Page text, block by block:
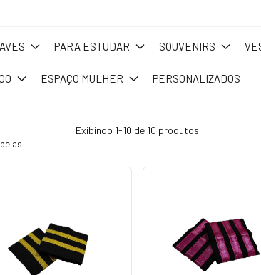
PARA ESTUDAR SOUVENIRS
ESPAÇO MULHER PERSONALIZADOS
Exibindo 1-10 de 10 produtos